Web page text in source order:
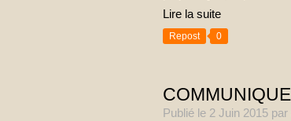
Lire la suite
Repost 0
Publié le 2 Juin 2015 par